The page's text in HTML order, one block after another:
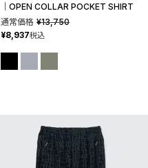
│OPEN COLLAR POCKET SHIRT
通常価格 ¥13,750
¥8,937税込